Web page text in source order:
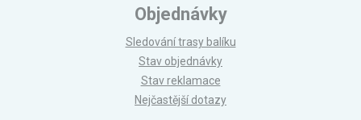
Objednávky
Sledování trasy balíku
Stav objednávky
Stav reklamace
Nejčastější dotazy